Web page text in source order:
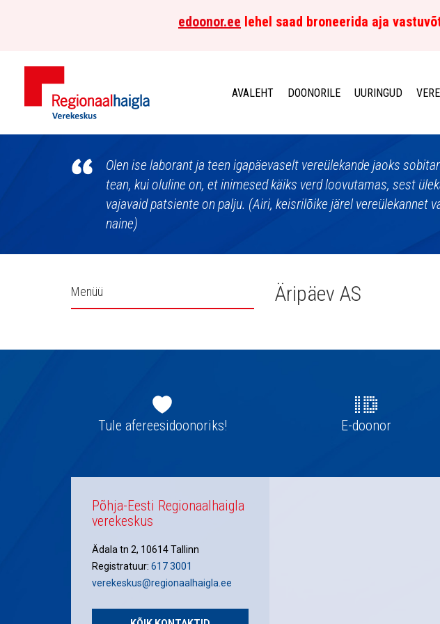
edoonor.ee lehel saad broneerida aja
Põhja-
Eesti
Regionaalhaigla
Verekeskus
AVALEHT DOONORILE UURINGUD
Olen ise laborant ja teen igapäevaselt vereülekande jaoks
tean, kui oluline on, et inimesed käiks verd loovutamas, sest
vajavaid patsiente on palju. (Airi, keisrilõike järel vereülekannet
naine)
Külgpaani
Menüü Äripäev AS
navigatsioonTule afereesidoonoriks! E-doonor
Põhja-Eesti Regionaalhaigla
verekeskus
Ädala tn 2, 10614 Tallinn
Registratuur: 617 3001
verekeskus@regionaalhaigla.ee